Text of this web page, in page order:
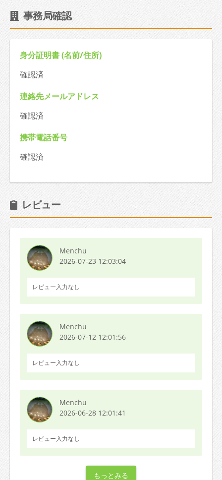
事務局確認
身分証明書 (名前/住所)
確認済
連絡先メールアドレス
確認済
携帯電話番号
確認済
レビュー
Menchu
2026-07-23 12:03:04
レビュー入力なし
Menchu
2026-07-12 12:01:56
レビュー入力なし
Menchu
2026-06-28 12:01:41
レビュー入力なし
もっとみる